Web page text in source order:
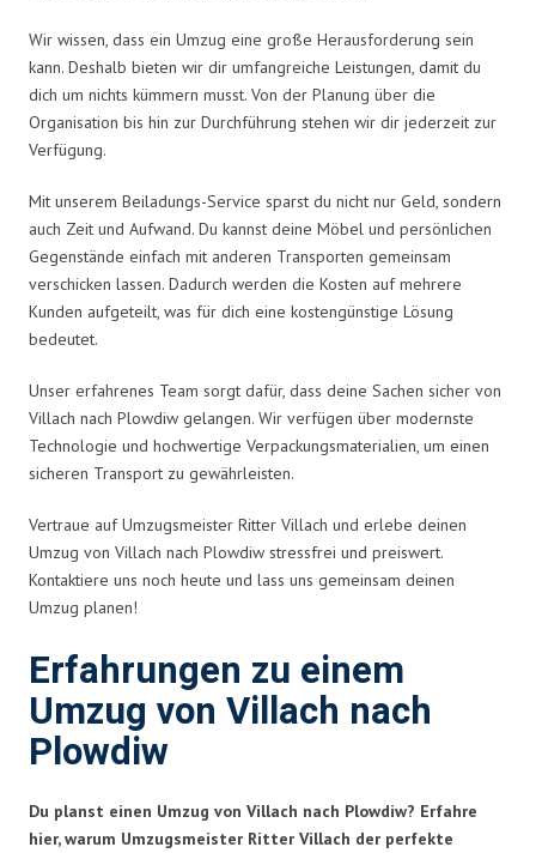
Wir wissen, dass ein Umzug eine große Herausforderung sein
kann. Deshalb bieten wir dir umfangreiche Leistungen, damit du
dich um nichts kümmern musst. Von der Planung über die
Organisation bis hin zur Durchführung stehen wir dir jederzeit zur
Verfügung.
Mit unserem Beiladungs-Service sparst du nicht nur Geld, sondern
auch Zeit und Aufwand. Du kannst deine Möbel und persönlichen
Gegenstände einfach mit anderen Transporten gemeinsam
verschicken lassen. Dadurch werden die Kosten auf mehrere
Kunden aufgeteilt, was für dich eine kostengünstige Lösung
bedeutet.
Unser erfahrenes Team sorgt dafür, dass deine Sachen sicher von
Villach nach Plowdiw gelangen. Wir verfügen über modernste
Technologie und hochwertige Verpackungsmaterialien, um einen
sicheren Transport zu gewährleisten.
Vertraue auf Umzugsmeister Ritter Villach und erlebe deinen
Umzug von Villach nach Plowdiw stressfrei und preiswert.
Kontaktiere uns noch heute und lass uns gemeinsam deinen
Umzug planen!
Erfahrungen zu einem
Umzug von Villach nach
Plowdiw
Du planst einen Umzug von Villach nach Plowdiw? Erfahre
hier, warum Umzugsmeister Ritter Villach der perfekte